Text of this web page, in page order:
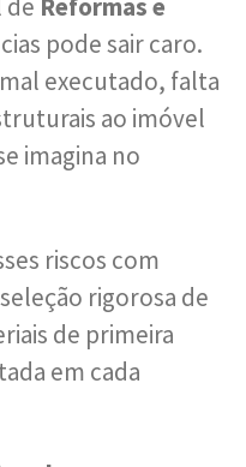
de Reformas e
pode sair caro.
executado, falta
ao imóvel
imagina no
riscos com
rigorosa de
de primeira
em cada